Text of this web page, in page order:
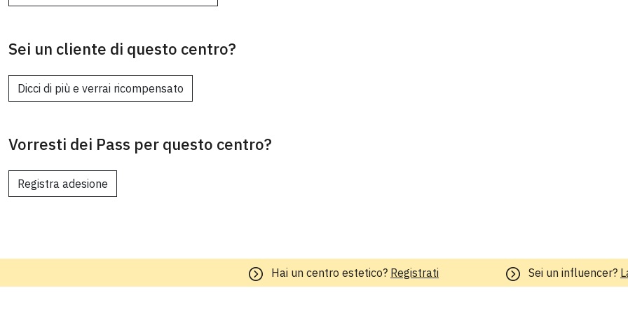
Sei un cliente di questo centro?
Dicci di più e verrai ricompensato
Vorresti dei Pass per questo centro?
Registra adesione
Hai un centro estetico? Registrati Sei un influencer?